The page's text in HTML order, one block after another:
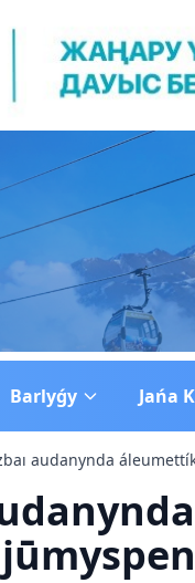
Barlyǵy Jańa
audanynda